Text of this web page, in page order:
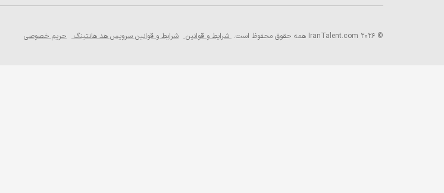
© 2026 IranTalent.com همه حقوق محفوظ است. شرایط و قوانین شرایط و قوانین سرویس هد هانتینگ حریم خصوصی